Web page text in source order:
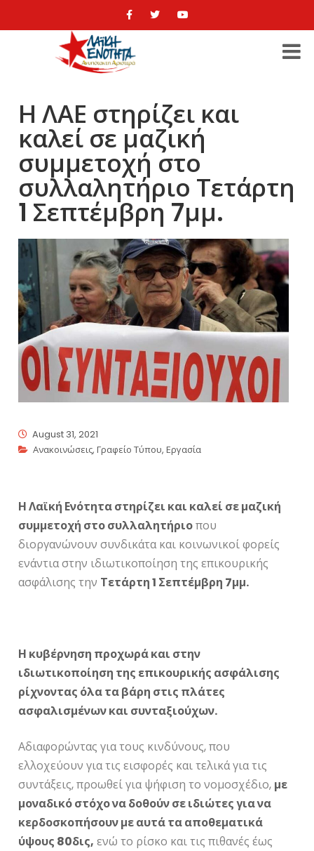
Η ΛΑΕ στηρίζει και
καλεί σε μαζική
συμμετοχή στο
συλλαλητήριο Τετάρτη
1 Σεπτέμβρη 7μμ.
August 31, 2021
Ανακοινώσεις,Γραφείο Τύπου,Εργασία
Η Λαϊκή Ενότητα στηρίζει και καλεί σε μαζική
συμμετοχή στο συλλαλητήριοπου
διοργανώνουν συνδικάτα και κοινωνικοί φορείς
ενάντια στην ιδιωτικοποίηση της επικουρικής
ασφάλισης την Τετάρτη 1 Σεπτέμβρη 7μμ.
Η κυβέρνηση προχωρά και στην
ιδιωτικοποίηση της επικουρικής ασφάλισης
ρίχνοντας όλα τα βάρη στις πλάτες
ασφαλισμένων και συνταξιούχων.
Αδιαφορώντας για τους κινδύνους, που
ελλοχεύουν για τις εισφορές και τελικά για τις
συντάξεις, προωθεί για ψήφιση το νομοσχέδιο, με
μοναδικό στόχο να δοθούν σε ιδιώτες για να
κερδοσκοπήσουν με αυτά τα αποθεματικά
ύψους 80δις, ενώ το ρίσκο και τις πιθανές έως